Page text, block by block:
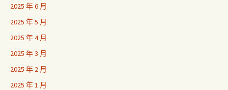
2025 年 6 月
2025 年 5 月
2025 年 4 月
2025 年 3 月
2025 年 2 月
2025 年 1 月